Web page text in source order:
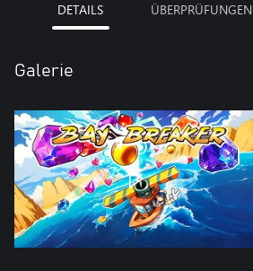
DETAILS ÜBERPRÜFUNGEN
Galerie